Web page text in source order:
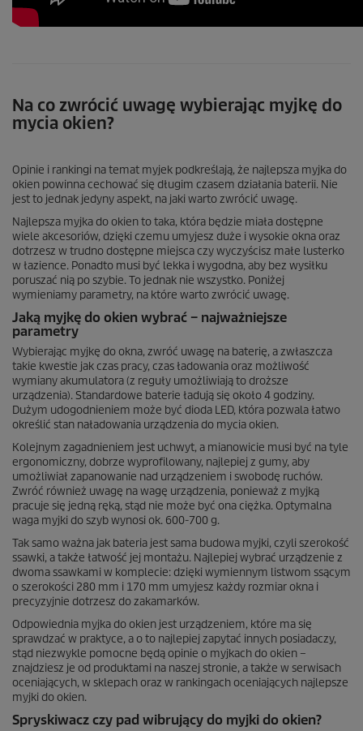
Na co zwrócić uwagę wybierając myjkę do
mycia okien?
Opinie i rankingi na temat myjek podkreślają, że najlepsza myjka do
okien powinna cechować się długim czasem działania baterii. Nie
jest to jednak jedyny aspekt, na jaki warto zwrócić uwagę.
Najlepsza myjka do okien to taka, która będzie miała dostępne
wiele akcesoriów, dzięki czemu umyjesz duże i wysokie okna oraz
dotrzesz w trudno dostępne miejsca czy wyczyścisz małe lusterko
w łazience. Ponadto musi być lekka i wygodna, aby bez wysiłku
poruszać nią po szybie. To jednak nie wszystko. Poniżej
wymieniamy parametry, na które warto zwrócić uwagę.
Jaką myjkę do okien wybrać – najważniejsze
parametry
Wybierając myjkę do okna, zwróć uwagę na baterię, a zwłaszcza
takie kwestie jak czas pracy, czas ładowania oraz możliwość
wymiany akumulatora (z reguły umożliwiają to droższe
urządzenia). Standardowe baterie ładują się około 4 godziny.
Dużym udogodnieniem może być dioda LED, która pozwala łatwo
określić stan naładowania urządzenia do mycia okien.
Kolejnym zagadnieniem jest uchwyt, a mianowicie musi być na tyle
ergonomiczny, dobrze wyprofilowany, najlepiej z gumy, aby
umożliwiał zapanowanie nad urządzeniem i swobodę ruchów.
Zwróć również uwagę na wagę urządzenia, ponieważ z myjką
pracuje się jedną ręką, stąd nie może być ona ciężka. Optymalna
waga myjki do szyb wynosi ok. 600-700 g.
Tak samo ważna jak bateria jest sama budowa myjki, czyli szerokość
ssawki, a także łatwość jej montażu. Najlepiej wybrać urządzenie z
dwoma ssawkami w komplecie: dzięki wymiennym listwom ssącym
o szerokości 280 mm i 170 mm umyjesz każdy rozmiar okna i
precyzyjnie dotrzesz do zakamarków.
Odpowiednia myjka do okien jest urządzeniem, które ma się
sprawdzać w praktyce, a o to najlepiej zapytać innych posiadaczy,
stąd niezwykle pomocne będą opinie o myjkach do okien –
znajdziesz je od produktami na naszej stronie, a także w serwisach
oceniających, w sklepach oraz w rankingach oceniających najlepsze
myjki do okien.
Spryskiwacz czy pad wibrujący do myjki do okien?